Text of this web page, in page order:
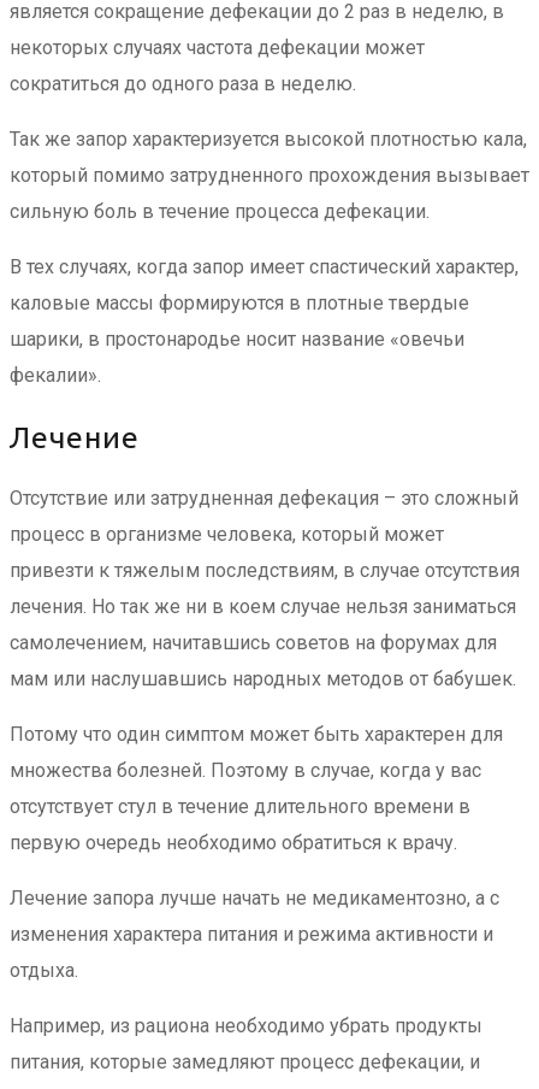
является сокращение дефекации до 2 раз в неделю, в
некоторых случаях частота дефекации может
сократиться до одного раза в неделю.
Так же запор характеризуется высокой плотностью кала,
который помимо затрудненного прохождения вызывает
сильную боль в течение процесса дефекации.
В тех случаях, когда запор имеет спастический характер,
каловые массы формируются в плотные твердые
шарики, в простонародье носит название «овечьи
фекалии».
Лечение
Отсутствие или затрудненная дефекация – это сложный
процесс в организме человека, который может
привезти к тяжелым последствиям, в случае отсутствия
лечения. Но так же ни в коем случае нельзя заниматься
самолечением, начитавшись советов на форумах для
мам или наслушавшись народных методов от бабушек.
Потому что один симптом может быть характерен для
множества болезней. Поэтому в случае, когда у вас
отсутствует стул в течение длительного времени в
первую очередь необходимо обратиться к врачу.
Лечение запора лучше начать не медикаментозно, а с
изменения характера питания и режима активности и
отдыха.
Например, из рациона необходимо убрать продукты
питания, которые замедляют процесс дефекации, и